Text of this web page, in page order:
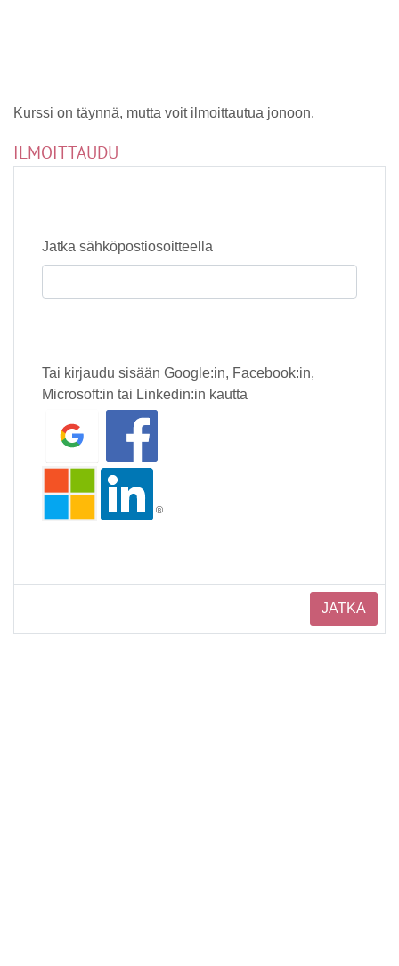
Kurssi on täynnä, mutta voit ilmoittautua jonoon.
ILMOITTAUDU
Jatka sähköpostiosoitteella
Tai kirjaudu sisään Google:in, Facebook:in,
Microsoft:in tai Linkedin:in kautta
JATKA